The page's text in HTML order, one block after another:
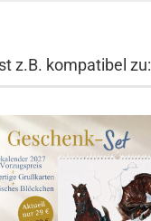
z.B. kompatibel zu: